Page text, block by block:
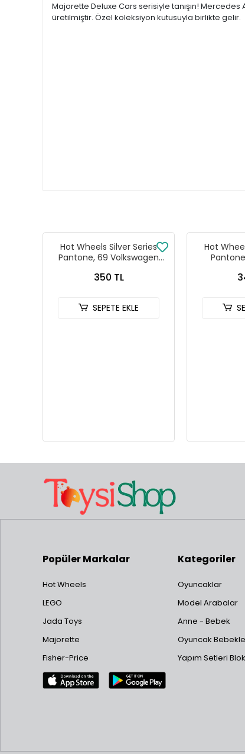
Majorette Deluxe Cars serisiyle tanışın!
üretilmiştir. Özel koleksiyon kutusuyla birlikte gelir.
Hot Wheels Silver Series
Pantone, 69 Volkswagen
350 TL
SEPETE EKLE
Hot
Popüler Markalar
Hot Wheels
LEGO
Jada Toys
Majorette
Fisher-Price
Kategoriler
Oyuncaklar
Model Arabalar
Anne - Bebek
Oyuncak
Yapım Setleri